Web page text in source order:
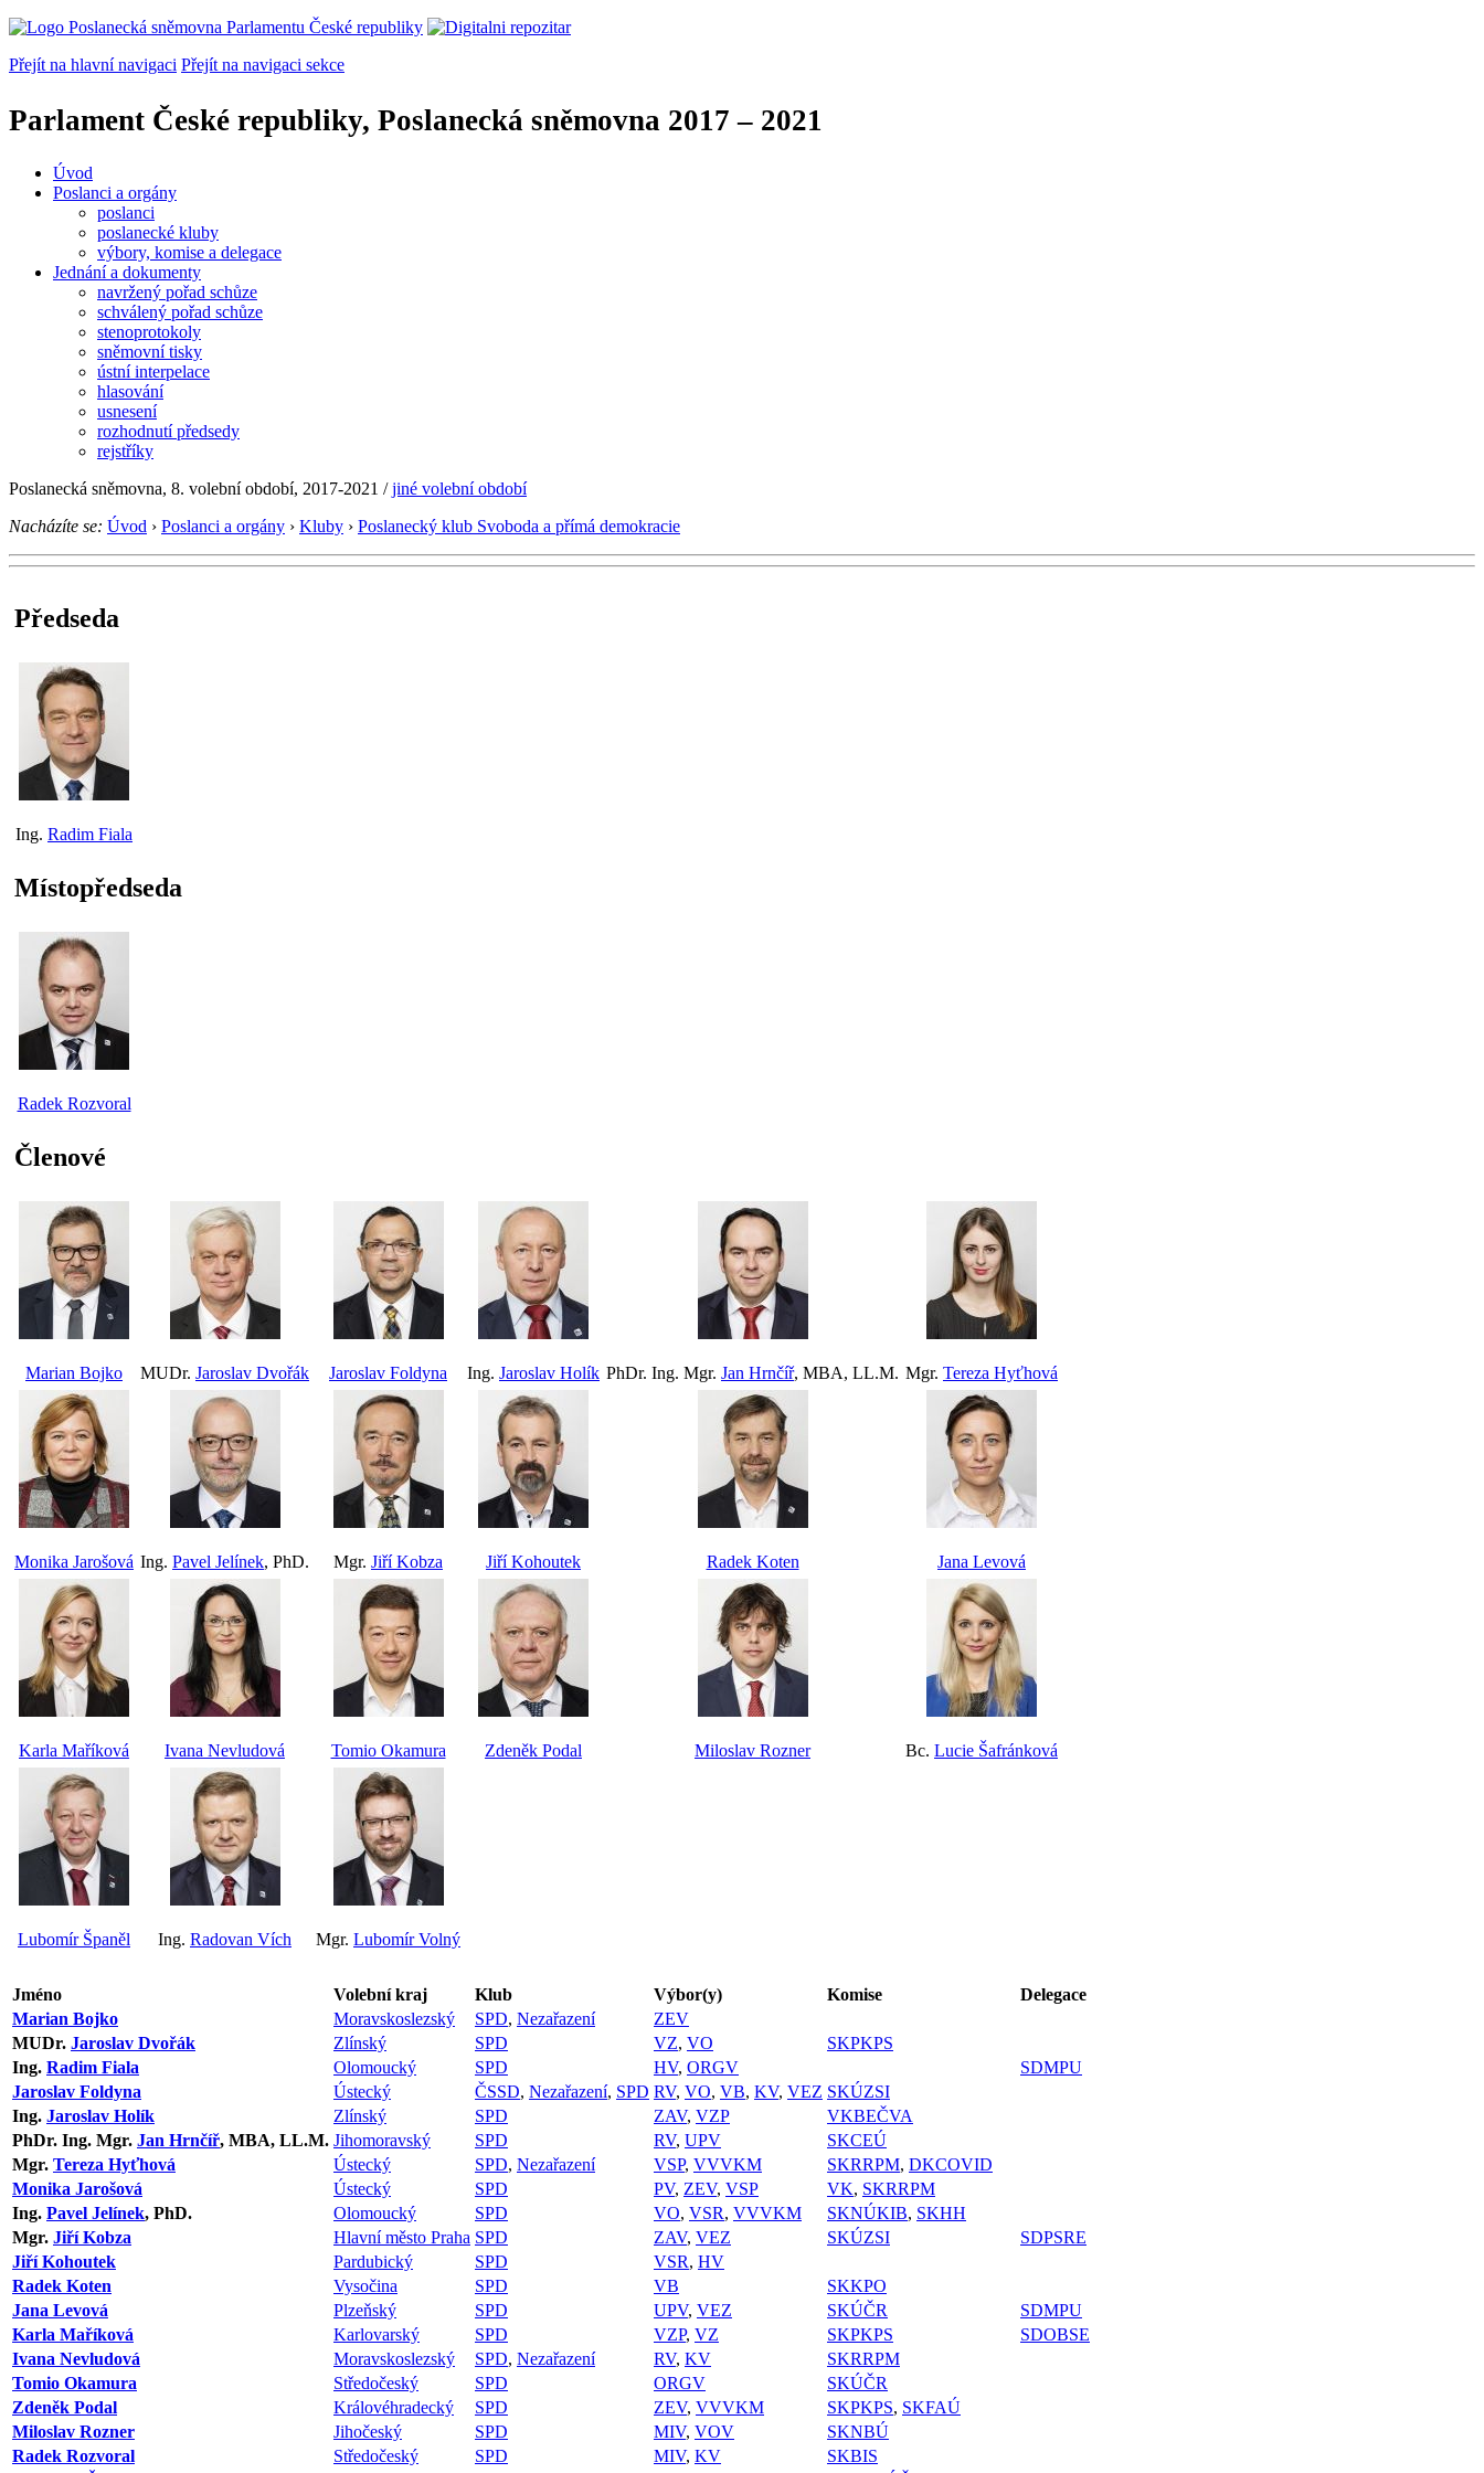
Přejít na hlavní navigaci Přejít na navigaci sekce
Parlament České republiky, Poslanecká sněmovna 2017 – 2021
Úvod
Poslanci a orgány
poslanci
poslanecké kluby
výbory, komise a delegace
Jednání a dokumenty
navržený pořad schůze
schválený pořad schůze
stenoprotokoly
sněmovní tisky
ústní interpelace
hlasování
usnesení
rozhodnutí předsedy
rejstříky
Poslanecká sněmovna, 8. volební období, 2017-2021 /jiné volební období
Nacházíte se: Úvod › Poslanci a orgány › Kluby › Poslanecký klub Svoboda a přímá demokracie
Předseda
Ing. Radim Fiala
Místopředseda
Radek Rozvoral
Členové
Marian Bojko MUDr. Jaroslav Dvořák Jaroslav Foldyna Ing. Jaroslav Holík PhDr. Ing. Mgr. Jan Hrnčíř, MBA, LL.M. Mgr. Tereza Hyťhová
Monika Jarošová Ing. Pavel Jelínek, PhD. Mgr. Jiří Kobza Jiří Kohoutek Radek Koten Jana Levová
Karla Maříková Ivana Nevludová Tomio Okamura Zdeněk Podal Miloslav Rozner Bc. Lucie Šafránková
Lubomír Španěl Ing. Radovan Vích Mgr. Lubomír Volný
Jméno Volební kraj Klub Výbor(y) Komise
Delegace
Marian Bojko
Moravskoslezský SPD, Nezařazení
ZEV
MUDr. Jaroslav Dvořák Zlínský SPD VZ, VO
SKPKPS
Ing. Radim Fiala Olomoucký SPD HV, ORGV
SDMPU
Jaroslav Foldyna
Ústecký ČSSD, Nezařazení, SPD RV, VO, VB, KV, VEZ SKÚZSI
Ing. Jaroslav Holík Zlínský SPD ZAV, VZP
VKBEČVA
PhDr. Ing. Mgr. Jan Hrnčíř, MBA, LL.M. Jihomoravský SPD RV, UPV
SKCEÚ
Mgr. Tereza Hyťhová Ústecký SPD, Nezařazení VSP, VVVKM SKRRPM, DKCOVID
Monika Jarošová
Ústecký SPD PV, ZEV, VSP VK, SKRRPM
Ing. Pavel Jelínek, PhD. Olomoucký SPD VO, VSR, VVVKM SKNÚKIB, SKHH
Mgr. Jiří Kobza Hlavní město Praha SPD ZAV, VEZ SKÚZSI
SDPSRE
Jiří Kohoutek
Pardubický SPD VSR, HV
Radek Koten
Vysočina SPD VB
SKKPO
Jana Levová
Plzeňský SPD UPV, VEZ SKÚČR
SDMPU
Karla Maříková
Karlovarský SPD VZP, VZ SKPKPS
SDOBSE
Ivana Nevludová
Moravskoslezský SPD, Nezařazení RV, KV
SKRRPM
Tomio Okamura
Středočeský SPD ORGV
SKÚČR
Zdeněk Podal
Královéhradecký SPD ZEV, VVVKM SKPKPS, SKFAÚ
Miloslav Rozner
Jihočeský SPD MIV, VOV
SKNBÚ
Radek Rozvoral
Středočeský SPD MIV, KV
SKBIS